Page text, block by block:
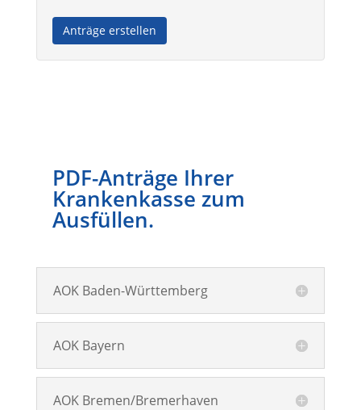
Anträge erstellen
PDF-Anträge Ihrer
Krankenkasse zum
Ausfüllen.
AOK Baden-Württemberg
AOK Bayern
AOK Bremen/Bremerhaven